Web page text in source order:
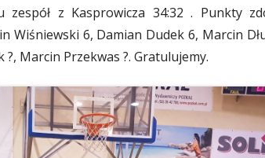
zespół z Kasprowicza 34:32 . Punkty
Wiśniewski 6, Damian Dudek 6, Marcin
?, Marcin Przekwas ?. Gratulujemy.